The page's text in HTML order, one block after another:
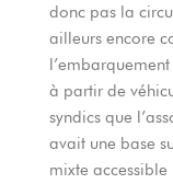
donc pas la
ailleurs encore
à partir de
syndics que
avait une base
mixte accessible